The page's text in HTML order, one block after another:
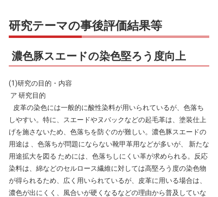
研究テーマの事後評価結果等
濃色豚スエードの染色堅ろう度向上
(1)研究の目的・内容
ア 研究目的
皮革の染色には一般的に酸性染料が用いられているが、色落ち
しやすい。特に、スエードやヌバックなどの起毛革は、塗装仕上
げを施さないため、色落ちを防ぐのが難しい。濃色豚スエードの
用途は 、色落ちが問題にならない靴甲革用などが多いが、 新たな
用途拡大を図る ためには、色落ちしにくい革が求められる。反応
染料は、綿などのセルロース繊維に対しては高堅ろう度の染色物
が得られるため、広く用いられているが、皮革に用いる場合は、
濃色が出にくく、風合いが硬くなるなどの理由から普及していな